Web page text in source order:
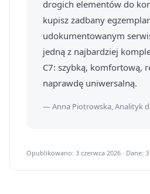
drogich elementów do
kupisz zadbany
udokumentowanym
jedną z najbardziej
C7: szybką, komfortową,
naprawdę uniwersalną.
— Anna Piotrowska, Analityk
Opublikowano: 3 czerwca 2026 · Dane: